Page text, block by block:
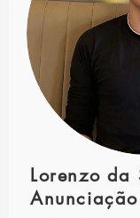
Lorenzo da
Anunciação